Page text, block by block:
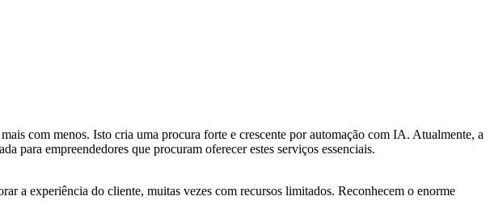
com menos. Isto cria uma procura forte e crescente por automação com IA. Atualmente, a
para empreendedores que procuram oferecer estes serviços essenciais.
a experiência do cliente, muitas vezes com recursos limitados. Reconhecem o enorme